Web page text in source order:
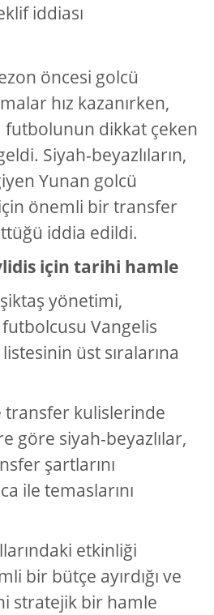
iddiası
öncesi golcü
hız kazanırken,
dikkat çeken
Siyah-beyazlıların,
Yunan golcü
önemli bir transfer
iddia edildi.
için tarihi hamle
yönetimi,
Vangelis
üst sıralarına
transfer kulislerinde
göre siyah-beyazlılar,
şartlarını
ile temaslarını
etkinliği
bir bütçe ayırdığı ve
stratejik bir hamle